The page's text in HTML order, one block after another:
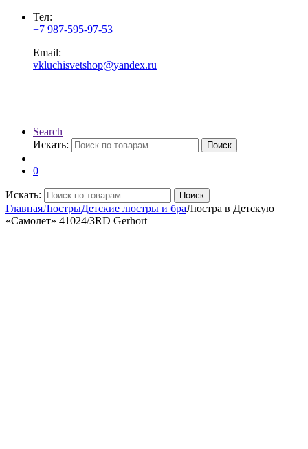
Тел:
+7 987-595-97-53
Email:
vkluchisvetshop@yandex.ru
Search
Искать:
Поиск
0
Искать: Поиск
ГлавнаяЛюстрыДетские люстры и браЛюстра в Детскую
«Самолет» 41024/3RD Gerhort